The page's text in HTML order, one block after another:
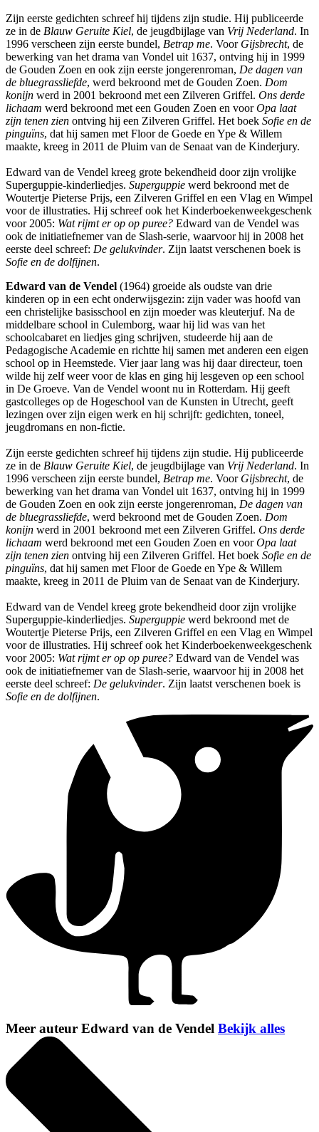
Zijn eerste gedichten schreef hij tijdens zijn studie. Hij publiceerde
ze in de Blauw Geruite Kiel, de jeugdbijlage van Vrij Nederland. In
1996 verscheen zijn eerste bundel, Betrap me. Voor Gijsbrecht, de
bewerking van het drama van Vondel uit 1637, ontving hij in 1999
de Gouden Zoen en ook zijn eerste jongerenroman, De dagen van
de bluegrassliefde, werd bekroond met de Gouden Zoen. Dom
konijn werd in 2001 bekroond met een Zilveren Griffel. Ons derde
lichaam werd bekroond met een Gouden Zoen en voorOpa laat
zijn tenen zien ontving hij een Zilveren Griffel. Het boek Sofie en de
pinguïns, dat hij samen met Floor de Goede en Ype & Willem
maakte, kreeg in 2011 de Pluim van de Senaat van de Kinderjury.
Edward van de Vendel kreeg grote bekendheid door zijn vrolijke
Superguppie-kinderliedjes. Superguppie werd bekroond met de
Woutertje Pieterse Prijs, een Zilveren Griffel en een Vlag en Wimpel
voor de illustraties. Hij schreef ook het Kinderboekenweekgeschenk
voor 2005: Wat rijmt er op op puree? Edward van de Vendel was
ook de initiatiefnemer van de Slash-serie, waarvoor hij in 2008 het
eerste deel schreef: De gelukvinder. Zijn laatst verschenen boek is
Sofie en de dolfijnen.
Edward van de Vendel (1964) groeide als oudste van drie
kinderen op in een echt onderwijsgezin: zijn vader was hoofd van
een christelijke basisschool en zijn moeder was kleuterjuf. Na de
middelbare school in Culemborg, waar hij lid was van het
schoolcabaret en liedjes ging schrijven, studeerde hij aan de
Pedagogische Academie en richtte hij samen met anderen een eigen
school op in Heemstede. Vier jaar lang was hij daar directeur, toen
wilde hij zelf weer voor de klas en ging hij lesgeven op een school
in De Groeve. Van de Vendel woont nu in Rotterdam. Hij geeft
gastcolleges op de Hogeschool van de Kunsten in Utrecht, geeft
lezingen over zijn eigen werk en hij schrijft: gedichten, toneel,
jeugdromans en non-fictie.
Zijn eerste gedichten schreef hij tijdens zijn studie. Hij publiceerde
ze in de Blauw Geruite Kiel, de jeugdbijlage van Vrij Nederland. In
1996 verscheen zijn eerste bundel, Betrap me. Voor Gijsbrecht, de
bewerking van het drama van Vondel uit 1637, ontving hij in 1999
de Gouden Zoen en ook zijn eerste jongerenroman, De dagen van
de bluegrassliefde, werd bekroond met de Gouden Zoen. Dom
konijn werd in 2001 bekroond met een Zilveren Griffel. Ons derde
lichaam werd bekroond met een Gouden Zoen en voorOpa laat
zijn tenen zien ontving hij een Zilveren Griffel. Het boek Sofie en de
pinguïns, dat hij samen met Floor de Goede en Ype & Willem
maakte, kreeg in 2011 de Pluim van de Senaat van de Kinderjury.
Edward van de Vendel kreeg grote bekendheid door zijn vrolijke
Superguppie-kinderliedjes. Superguppie werd bekroond met de
Woutertje Pieterse Prijs, een Zilveren Griffel en een Vlag en Wimpel
voor de illustraties. Hij schreef ook het Kinderboekenweekgeschenk
voor 2005: Wat rijmt er op op puree? Edward van de Vendel was
ook de initiatiefnemer van de Slash-serie, waarvoor hij in 2008 het
eerste deel schreef: De gelukvinder. Zijn laatst verschenen boek is
Sofie en de dolfijnen.
Meer auteur Edward van de Vendel Bekijk alles